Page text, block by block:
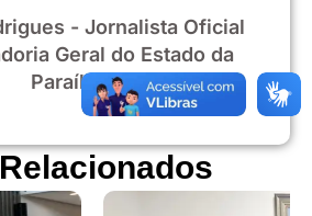
- Jornalista Oficial
Geral do Estado da
Paraíba